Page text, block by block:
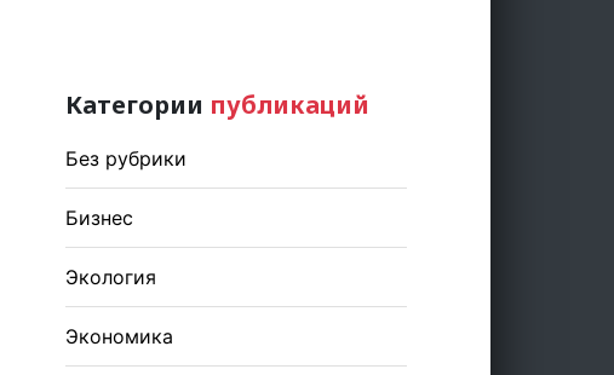
Категории публикаций
Без рубрики
Бизнес
Экология
Экономика